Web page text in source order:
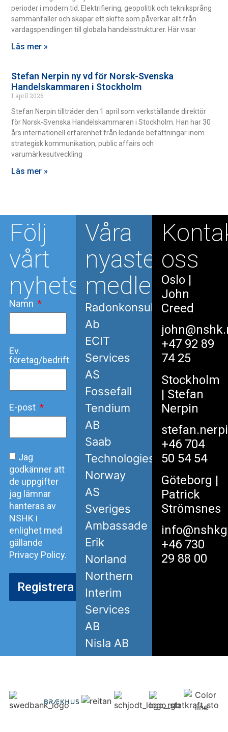
perioder i modern tid. Elektrifiering, geopolitik och tekniksprång
sammanfaller och skapar ett skifte som påverkar allt från
vardagspendlingen till globala handelsstrukturer. Här visar
Läs mer »
Stefan Nerpin ny vd för Norsk-Svenska
Handelskammaren i Stockholm
1 april 2026
Stefan Nerpin tillträder den 1 april som verkställande direktör
för Norsk-Svenska Handelskammaren i Stockholm. Han har 30
års internationell erfarenhet från ledande befattningar inom
strategisk kommunikation, public affairs och
varumärkesutveckling
Läs mer »
Följ
vårt
nyhetsbrev
Namn
Ev.
företag/bedrift
E-post
Jag
godkänner att
de uppgifter
jag lämnar
hanteras av
NSHK i
enlighet med
gällande
Privacy Policy.
Registrera
Våra
nyaste
medlemmar
Radonkonsult
Ab
ECIT
Services
AS
Fossefall
Tendium
AB
Saab
Technologies
Norway
AS
Sveriges
Ambassade
Erik
Norland
Northern
Interim
Services
AB
Nisla AB
oss
Oslo|
John
Creed
+47 92 89
74 25
Stockholm
| Stefan
Nerpin
+46 704
50 54 54
Göteborg |
Patrick
Strömsnes
+46 730
29 88 00